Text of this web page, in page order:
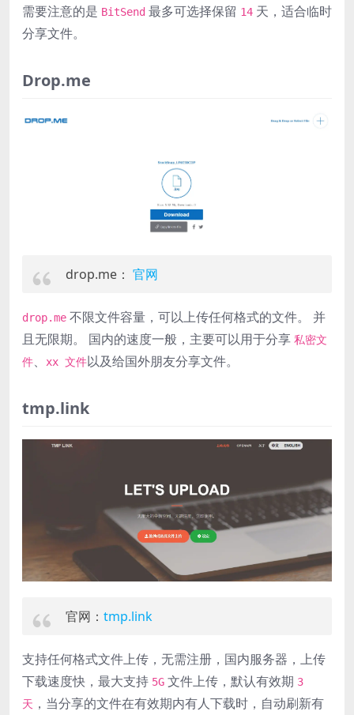
需要注意的是 BitSend 最多可选择保留 14 天，适合临时
分享文件。
Drop.me
drop.me： 官网
drop.me 不限文件容量，可以上传任何格式的文件。 并
且无限期。 国内的速度一般，主要可以用于分享 私密文
件、 xx 文件以及给国外朋友分享文件。
tmp.link
官网： tmp.link
支持任何格式文件上传，无需注册，国内服务器，上传
下载速度快，最大支持 5G 文件上传，默认有效期 3
天 ，当分享的文件在有效期内有人下载时，自动刷新有